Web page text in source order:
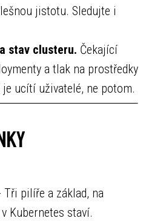
jistotu. Sledujte i
stav clusteru. Čekající
a tlak na prostředky
ucítí uživatelé, ne potom.
Tři pilíře a základ, na
Kubernetes staví.